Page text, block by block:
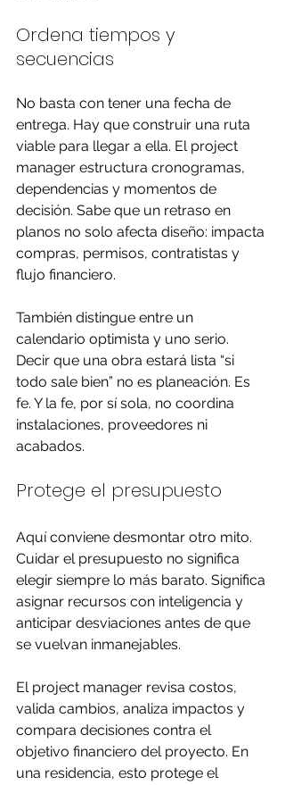
Ordena tiempos y
secuencias
No basta con tener una fecha de
entrega. Hay que construir una ruta
viable para llegar a ella. El project
manager estructura cronogramas,
dependencias y momentos de
decisión. Sabe que un retraso en
planos no solo afecta diseño: impacta
compras, permisos, contratistas y
flujo financiero.
También distingue entre un
calendario optimista y uno serio.
Decir que una obra estará lista “si
todo sale bien” no es planeación. Es
fe. Y la fe, por sí sola, no coordina
instalaciones, proveedores ni
acabados.
Protege el presupuesto
Aquí conviene desmontar otro mito.
Cuidar el presupuesto no significa
elegir siempre lo más barato. Significa
asignar recursos con inteligencia y
anticipar desviaciones antes de que
se vuelvan inmanejables.
El project manager revisa costos,
valida cambios, analiza impactos y
compara decisiones contra el
objetivo financiero del proyecto. En
una residencia, esto protege el